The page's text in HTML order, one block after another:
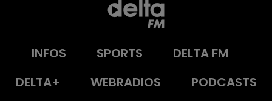
INFOS SPORTS
DELTA FM
DELTA+
WEBRADIOS PODCASTS